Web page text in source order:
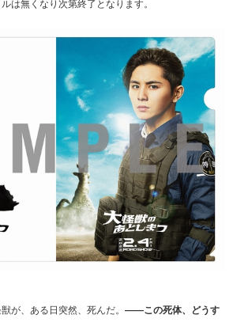
は無くなり次第終了となります。
が、ある日突然、死んだ。――この死体、どうす